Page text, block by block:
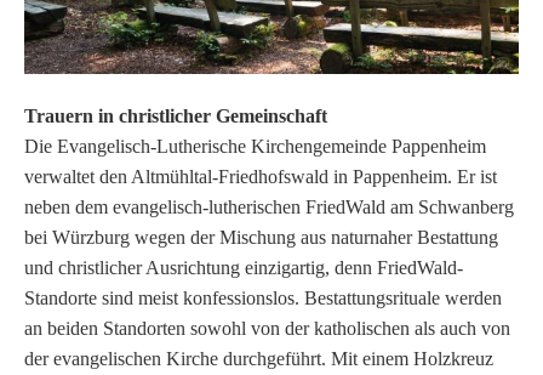
Trauern in christlicher Gemeinschaft
Die Evangelisch-Lutherische Kirchengemeinde Pappenheim
verwaltet den Altmühltal-Friedhofswald in Pappenheim. Er ist
neben dem evangelisch-lutherischen FriedWald am Schwanberg
bei Würzburg wegen der Mischung aus naturnaher Bestattung
und christlicher Ausrichtung einzigartig, denn FriedWald-
Standorte sind meist konfessionslos. Bestattungsrituale werden
an beiden Standorten sowohl von der katholischen als auch von
der evangelischen Kirche durchgeführt. Mit einem Holzkreuz